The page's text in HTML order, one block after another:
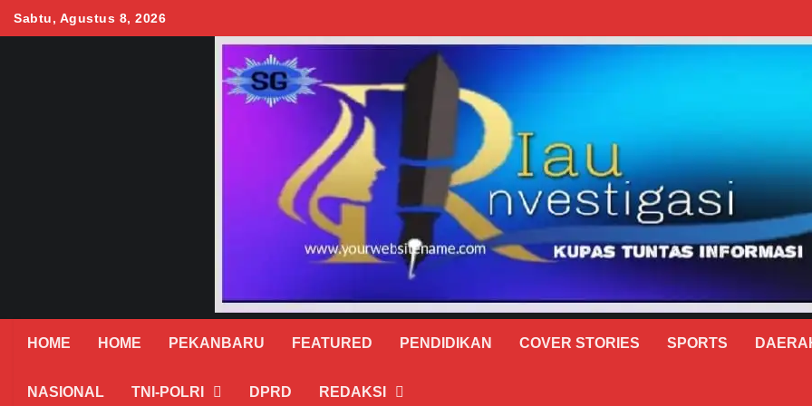
Sabtu, Agustus 8, 2026
HOME HOME PEKANBARU FEATURED PENDIDIKAN COVER STORIES SPORTS
NASIONAL TNI-POLRI DPRD REDAKSI